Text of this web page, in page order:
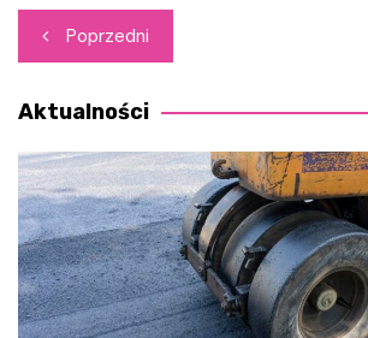
Nawigacja
wpisu
Poprzedni
Aktualności